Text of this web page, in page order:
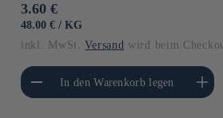
Normaler
Preis
3.60 €
GRUNDPREIS
48.00 € / PRO
KG
inkl. MwSt.Versand wird beim
die Menge für
TitleIn den Warenkorb legen
Erhöhe die Menge
Title